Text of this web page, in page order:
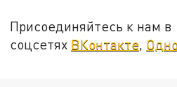
Присоединяйтесь к нам в
соцсетях ВКонтакте